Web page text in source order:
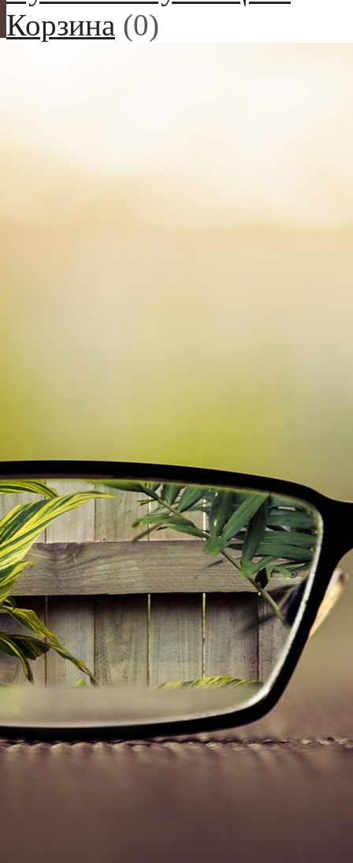
Корзина (0)